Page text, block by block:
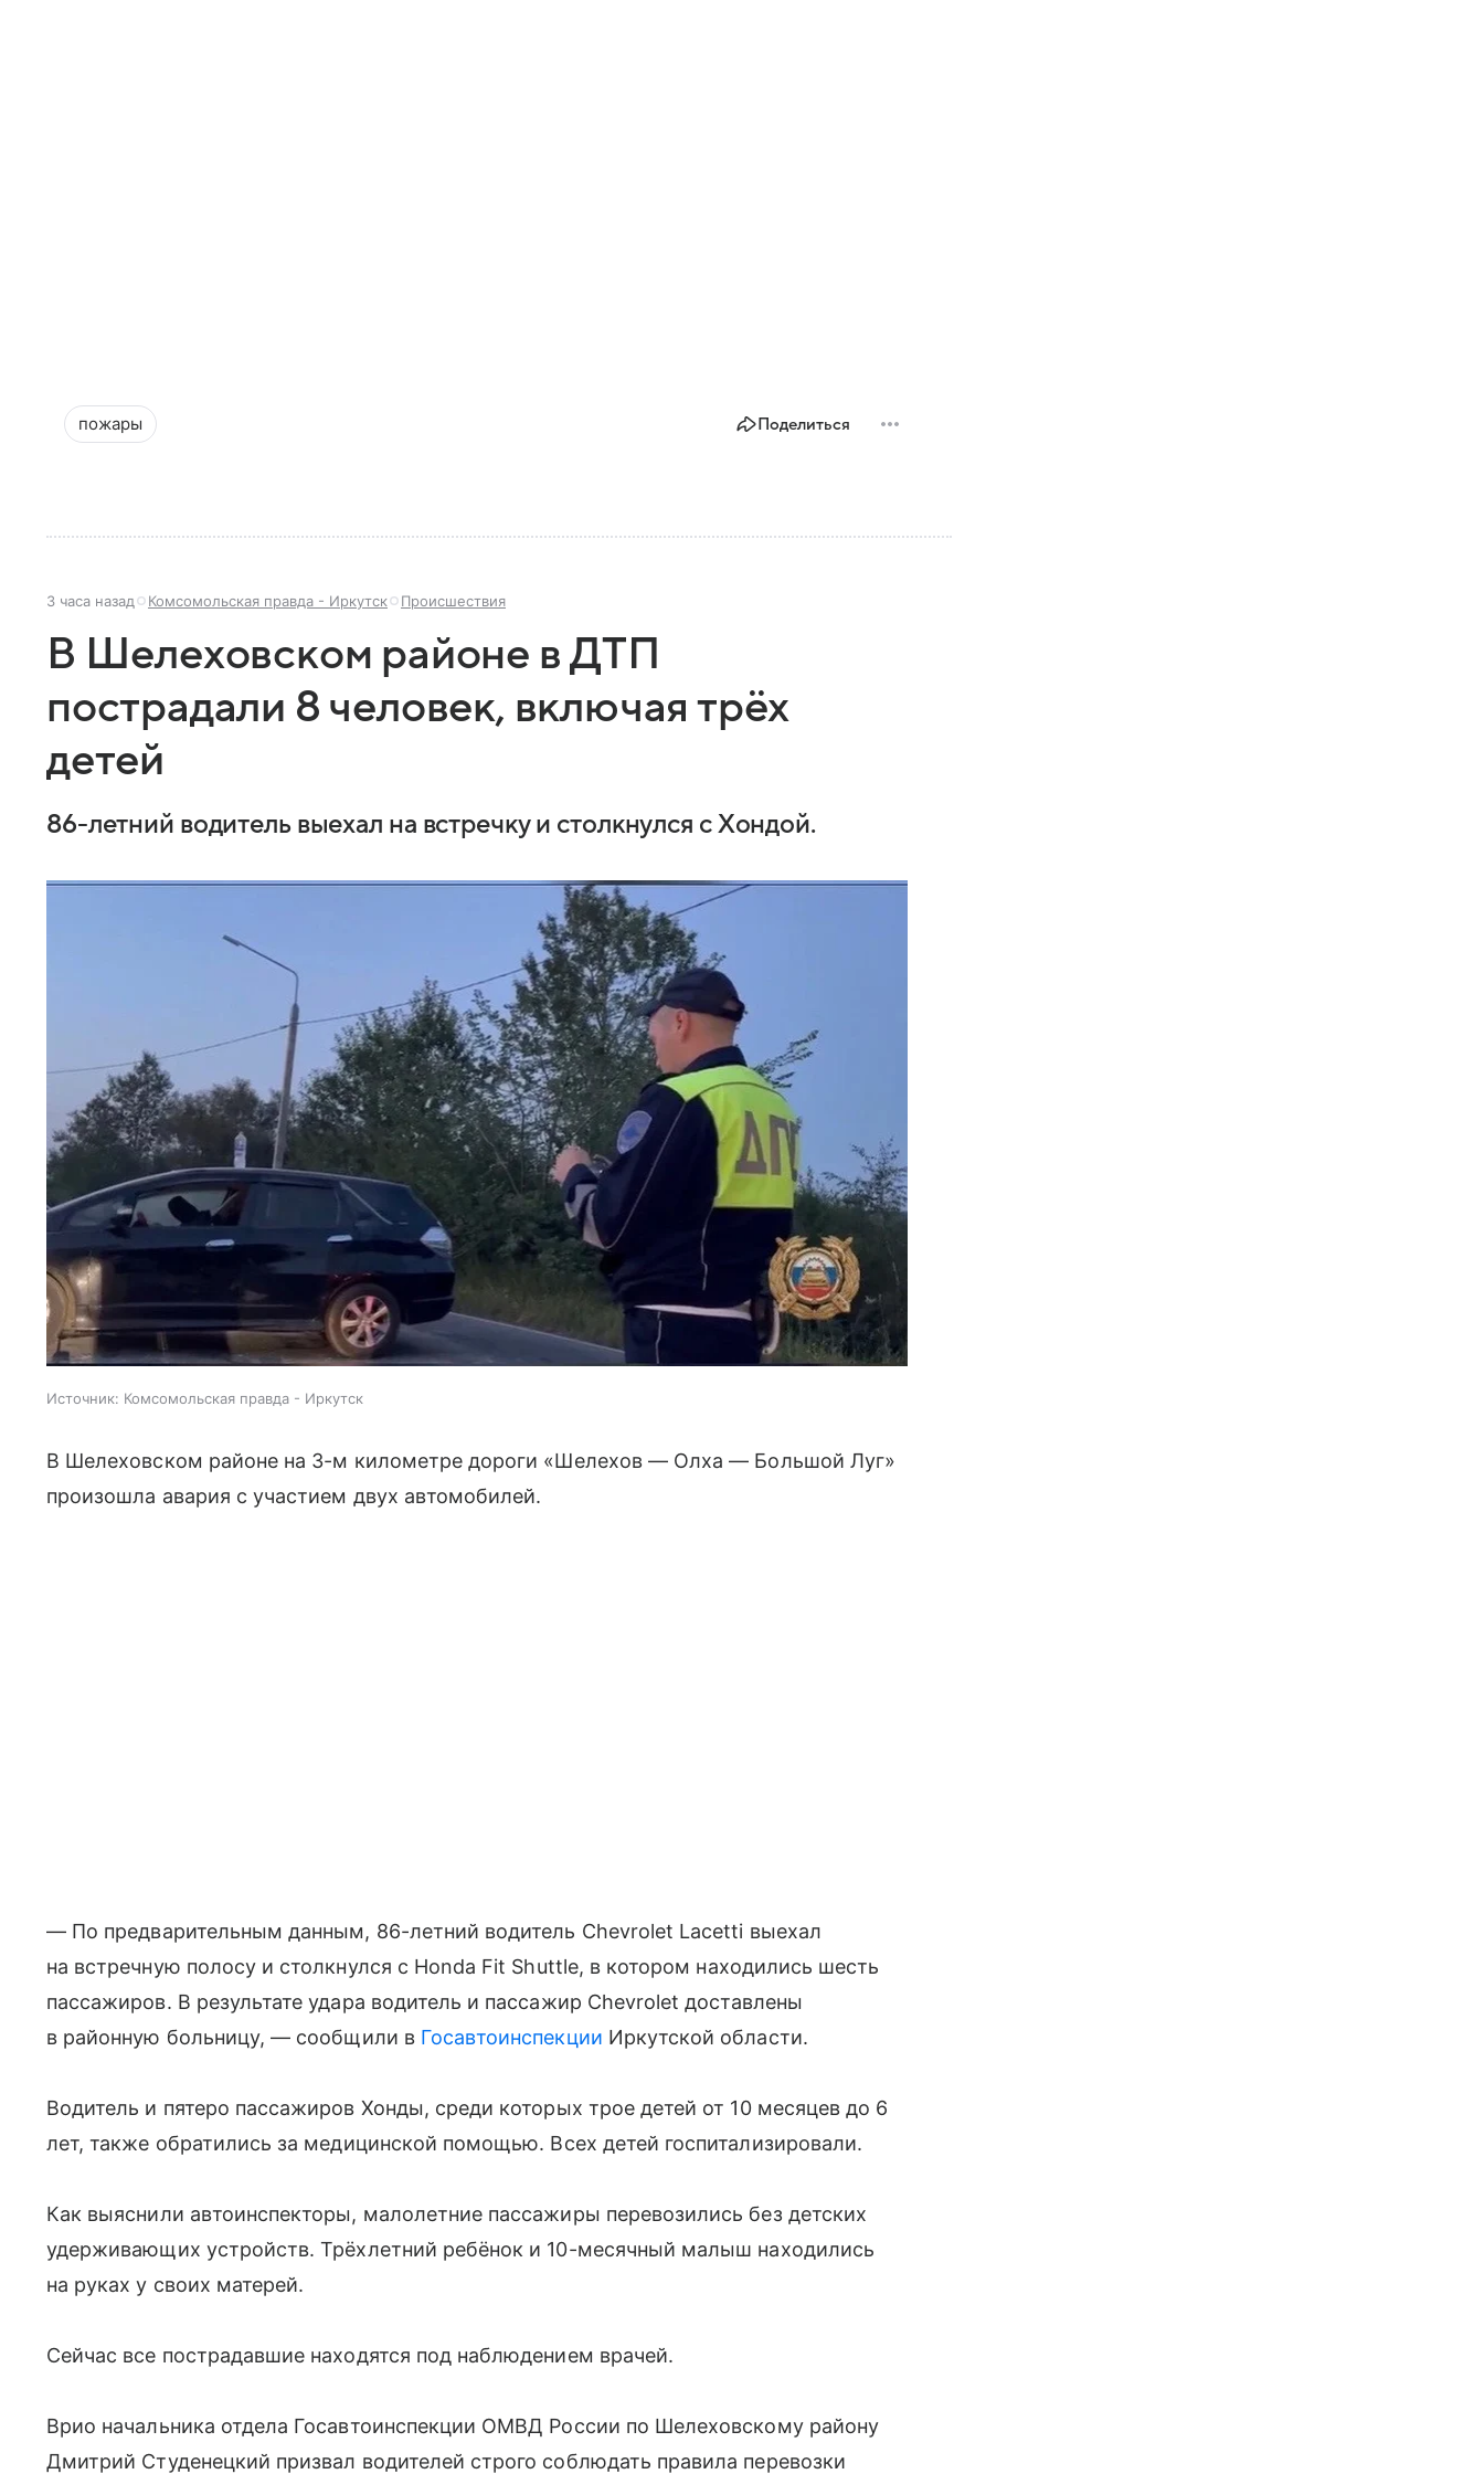
пожары Поделиться
3 часа назад Комсомольская правда - Иркутск Происшествия
В Шелеховском районе в ДТП
пострадали 8 человек, включая трёх
детей
86-летний водитель выехал на встречку и столкнулся с Хондой.
Источник: Комсомольская правда - Иркутск
В Шелеховском районе на 3-м километре дороги «Шелехов — Олха — Большой Луг»
произошла авария с участием двух автомобилей.
— По предварительным данным, 86-летний водитель Chevrolet Lacetti выехал
на встречную полосу и столкнулся с Honda Fit Shuttle, в котором находились шесть
пассажиров. В результате удара водитель и пассажир Chevrolet доставлены
в районную больницу, — сообщили в Госавтоинспекции Иркутской области.
Водитель и пятеро пассажиров Хонды, среди которых трое детей от 10 месяцев до 6
лет, также обратились за медицинской помощью. Всех детей госпитализировали.
Как выяснили автоинспекторы, малолетние пассажиры перевозились без детских
удерживающих устройств. Трёхлетний ребёнок и 10-месячный малыш находились
на руках у своих матерей.
Сейчас все пострадавшие находятся под наблюдением врачей.
Врио начальника отдела Госавтоинспекции ОМВД России по Шелеховскому району
Дмитрий Студенецкий призвал водителей строго соблюдать правила перевозки